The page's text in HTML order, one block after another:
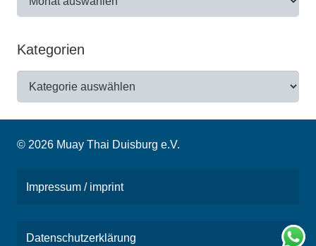
Kategorien
© 2026 Muay Thai Duisburg e.V.
Impressum / imprint
Datenschutzerklärung